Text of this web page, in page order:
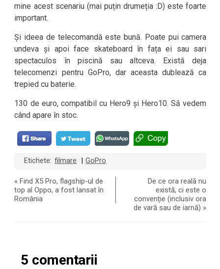
mine acest scenariu (mai puțin drumeția :D) este foarte
important.
Și ideea de telecomandă este bună. Poate pui camera
undeva și apoi face skateboard în fața ei sau sari
spectaculos în piscină sau altceva. Există deja
telecomenzi pentru GoPro, dar aceasta dublează ca
trepied cu baterie.
130 de euro, compatibil cu Hero9 și Hero10. Să vedem
când apare în stoc.
Etichete: filmare GoPro
« Find X5 Pro, flagship-ul de
top al Oppo, a fost lansat în
România
De ce ora reală nu
există, ci este o
convenție (inclusiv ora
de vară sau de iarnă) »
5 comentarii